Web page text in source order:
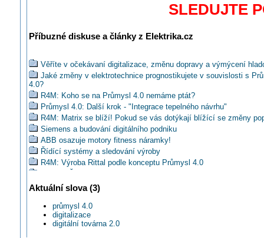
SLEDUJTE
Příbuzné diskuse a články z Elektrika.cz
Věříte v očekávaní digitalizace, změnu dopravy a výmýcení
Jaké změny v elektrotechnice prognostikujete v souvislosti s
4.0?
R4M: Koho se na Průmysl 4.0 nemáme ptát?
Průmysl 4.0: Další krok - "Integrace tepelného návrhu"
R4M: Matrix se blíží! Pokud se vás dotýkají blížící se změny
Siemens a budování digitálního podniku
ABB osazuje motory fitness náramky!
Řídící systémy a sledování výroby
R4M: Výroba Rittal podle konceptu Průmysl 4.0
R4M#4: Odkud se vzala iniciativa Průmysl 4.0?
R4M#5: Jakou má souvislost Průmysl 4.0 a Internet věcí?
Víte, že je stávající konfigurátor konektorů EPIC je v podstatě
implementace principu Industry 4.0 přímo do praxe?
Aktuální slova (3)
průmysl 4.0
digitalizace
digitální továrna 2.0